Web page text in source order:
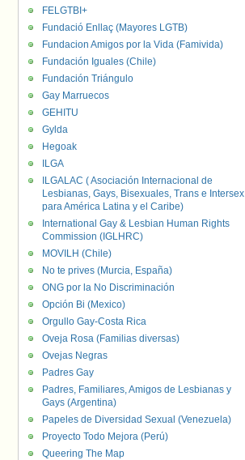
FELGTBI+
Fundació Enllaç (Mayores LGTB)
Fundacion Amigos por la Vida (Famivida)
Fundación Iguales (Chile)
Fundación Triángulo
Gay Marruecos
GEHITU
Gylda
Hegoak
ILGA
ILGALAC ( Asociación Internacional de
Lesbianas, Gays, Bisexuales, Trans e Intersex
para América Latina y el Caribe)
International Gay & Lesbian Human Rights
Commission (IGLHRC)
MOVILH (Chile)
No te prives (Murcia, España)
ONG por la No Discriminación
Opción Bi (Mexico)
Orgullo Gay-Costa Rica
Oveja Rosa (Familias diversas)
Ovejas Negras
Padres Gay
Padres, Familiares, Amigos de Lesbianas y
Gays (Argentina)
Papeles de Diversidad Sexual (Venezuela)
Proyecto Todo Mejora (Perú)
Queering The Map